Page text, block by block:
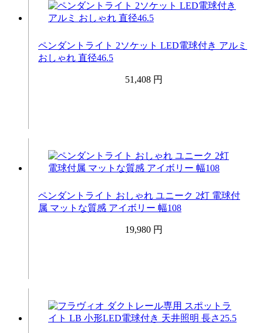
ペンダントライト 2ソケット LED電球付き アルミ
おしゃれ 直径46.5
51,408 円
ペンダントライト おしゃれ ユニーク 2灯 電球付
属 マットな質感 アイボリー 幅108
19,980 円